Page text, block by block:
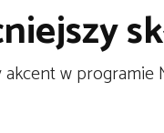
w programie